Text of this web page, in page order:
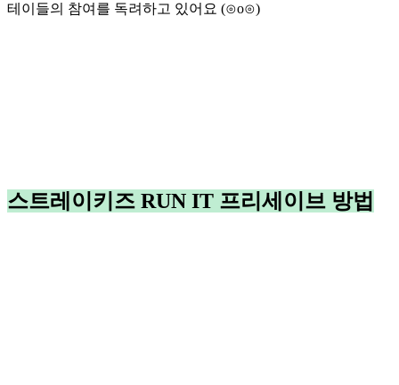
테이들의 참여를 독려하고 있어요 (⊙o⊙)
스트레이키즈 RUN IT 프리세이브 방법